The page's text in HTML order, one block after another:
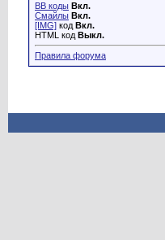
BB коды Вкл.
Смайлы Вкл.
[IMG] код Вкл.
HTML код Выкл.
Правила форума